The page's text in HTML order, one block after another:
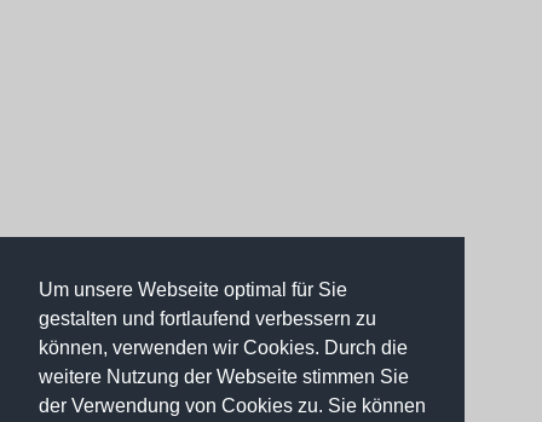
Um unsere Webseite optimal für Sie
gestalten und fortlaufend verbessern zu
können, verwenden wir Cookies. Durch die
weitere Nutzung der Webseite stimmen Sie
der Verwendung von Cookies zu. Sie können